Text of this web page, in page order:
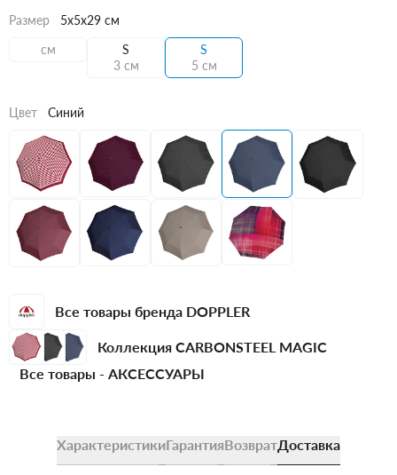
Размер
5x5x29 см
см
S
3 см
S
5 см
Цвет Синий
Все товары бренда DOPPLER
Коллекция CARBONSTEEL MAGIC
Все товары - АКСЕССУАРЫ
ХарактеристикиГарантияВозвратДоставка